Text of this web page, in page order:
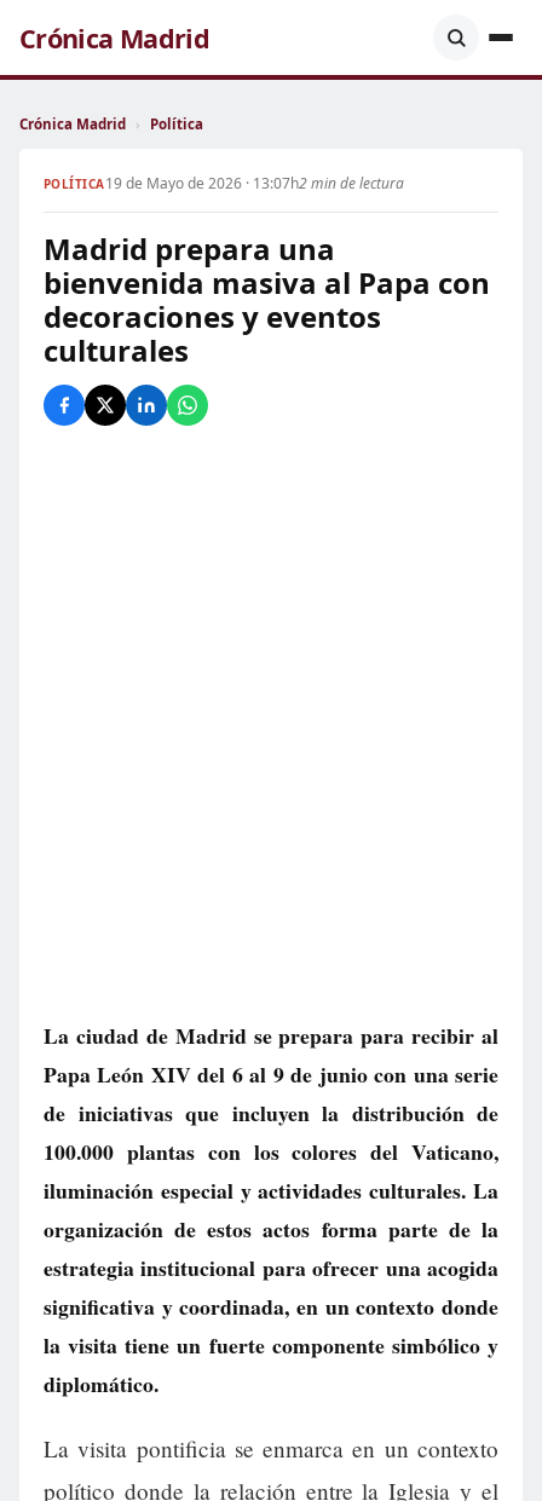
Crónica Madrid
Crónica Madrid › Política
POLÍTICA19 de Mayo de 2026 · 13:07h2 min de lectura
Madrid prepara una
bienvenida masiva al Papa con
decoraciones y eventos
culturales
La ciudad de Madrid se prepara para recibir al
Papa León XIV del 6 al 9 de junio con una serie
de iniciativas que incluyen la distribución de
100.000 plantas con los colores del Vaticano,
iluminación especial y actividades culturales. La
organización de estos actos forma parte de la
estrategia institucional para ofrecer una acogida
significativa y coordinada, en un contexto donde
la visita tiene un fuerte componente simbólico y
diplomático.
La visita pontificia se enmarca en un contexto
político donde la relación entre la Iglesia y el